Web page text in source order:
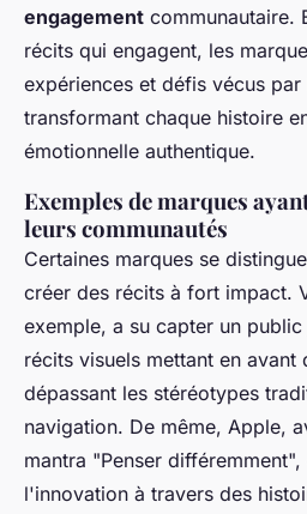
engagement communautaire.
récits qui engagent, les
expériences et défis vécus par
transformant chaque histoire
émotionnelle authentique.
Exemples de marques
leurs communautés
Certaines marques se
créer des récits à fort impact.
exemple, a su capter un
récits visuels mettant en avant
dépassant les stéréotypes
navigation. De même, Apple,
mantra "Penser
l'innovation à travers des